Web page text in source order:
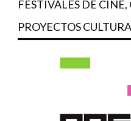
FESTIVALES DE
PROYECTOS